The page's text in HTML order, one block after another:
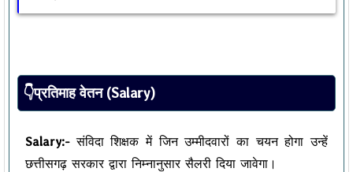
👇प्रतिमाह वेतन (Salary)
Salary:-संविदा शिक्षक में जिन उम्मीदवारों का चयन होगा उन्हें
छत्तीसगढ़ सरकार द्वारा निम्नानुसार सैलरी दिया जावेगा।